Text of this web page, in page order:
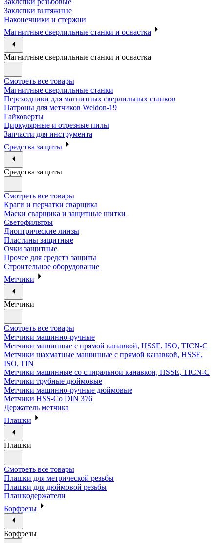
Заклепки резьбовые
Заклепки вытяжные
Наконечники и стержни
Магнитные сверлильные станки и оснастка
Магнитные сверлильные станки и оснастка
Смотреть все товары
Магнитные сверлильные станки
Переходники для магнитных сверлильных станков
Патроны для метчиков Weldon-19
Гайковерты
Циркулярные и отрезные пилы
Запчасти для инструмента
Средства защиты
Средства защиты
Смотреть все товары
Краги и перчатки сварщика
Маски сварщика и защитные щитки
Светофильтры
Диоптрические линзы
Пластины защитные
Очки защитные
Прочее для средств защиты
Строительное оборудование
Метчики
Метчики
Смотреть все товары
Метчики машинно-ручные
Метчики машинные с прямой канавкой, HSSE, ISO, TICN-C
Метчики шахматные машинные с прямой канавкой, HSSE,
ISO, TIN
Метчики машинные со спиральной канавкой, HSSE, TICN-C
Метчики трубные дюймовые
Метчики машинно-ручные дюймовые
Метчики HSS-Co DIN 376
Держатель метчика
Плашки
Плашки
Смотреть все товары
Плашки для метрической резьбы
Плашки для дюймовой резьбы
Плашкодержатели
Борфрезы
Борфрезы